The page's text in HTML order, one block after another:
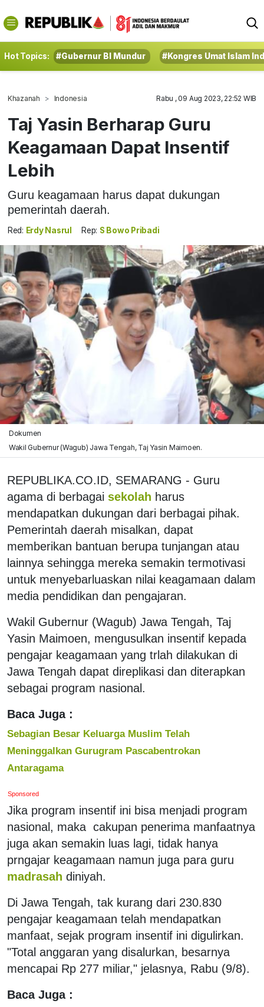
Hot Topics: #Gubernur BI Mundur #Kongres Umat Islam
Khazanah Indonesia Rabu , 09 Aug 2023, 22:52 WIB
Taj Yasin Berharap Guru
Keagamaan Dapat Insentif
Lebih
Guru keagamaan harus dapat dukungan
pemerintah daerah.
Red: Erdy Nasrul Rep: S Bowo Pribadi
Dokumen
Wakil Gubernur (Wagub) Jawa Tengah, Taj Yasin Maimoen.
REPUBLIKA.CO.ID, SEMARANG - Guru
agama di berbagai sekolah harus
mendapatkan dukungan dari berbagai pihak.
Pemerintah daerah misalkan, dapat
memberikan bantuan berupa tunjangan atau
lainnya sehingga mereka semakin termotivasi
untuk menyebarluaskan nilai keagamaan dalam
media pendidikan dan pengajaran.
Wakil Gubernur (Wagub) Jawa Tengah, Taj
Yasin Maimoen, mengusulkan insentif kepada
pengajar keagamaan yang trlah dilakukan di
Jawa Tengah dapat direplikasi dan diterapkan
sebagai program nasional.
Baca Juga :
Sebagian Besar Keluarga Muslim Telah
Meninggalkan Gurugram Pascabentrokan
Antaragama
Sponsored
Jika program insentif ini bisa menjadi program
nasional, maka cakupan penerima manfaatnya
juga akan semakin luas lagi, tidak hanya
prngajar keagamaan namun juga para guru
madrasah diniyah.
Di Jawa Tengah, tak kurang dari 230.830
pengajar keagamaan telah mendapatkan
manfaat, sejak program insentif ini digulirkan.
"Total anggaran yang disalurkan, besarnya
mencapai Rp 277 miliar," jelasnya, Rabu (9/8).
Baca Juga :